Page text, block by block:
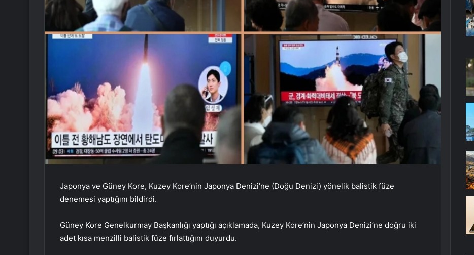
Japonya ve Güney Kore, Kuzey Kore’nin Japonya Denizi’ne (Doğu Denizi) yönelik balistik füze
denemesi yaptığını bildirdi.
Güney Kore Genelkurmay Başkanlığı yaptığı açıklamada, Kuzey Kore’nin Japonya Denizi’ne doğru iki
adet kısa menzilli balistik füze fırlattığını duyurdu.